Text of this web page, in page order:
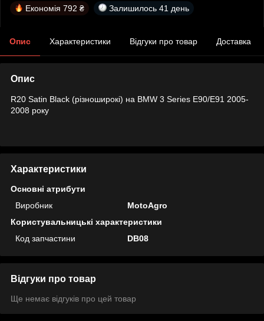
Економія 792 ₴ Залишилось 41 день
Опис Характеристики Відгуки про товар Доставка
Опис
R20 Satin Black (різноширокі) на BMW 3 Series E90/E91 2005-
2008 року
Характеристики
Основні атрибути
Виробник
MotoAgro
Користувальницькі характеристики
Код запчастини
DB08
Відгуки про товар
Ще немає відгуків про цей товар